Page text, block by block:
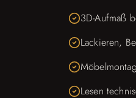
3D-Aufmaß
Lackieren,
Lesen